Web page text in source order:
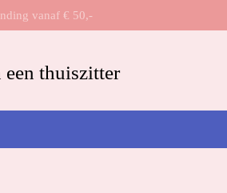
vanaf € 50,-
een thuiszitter